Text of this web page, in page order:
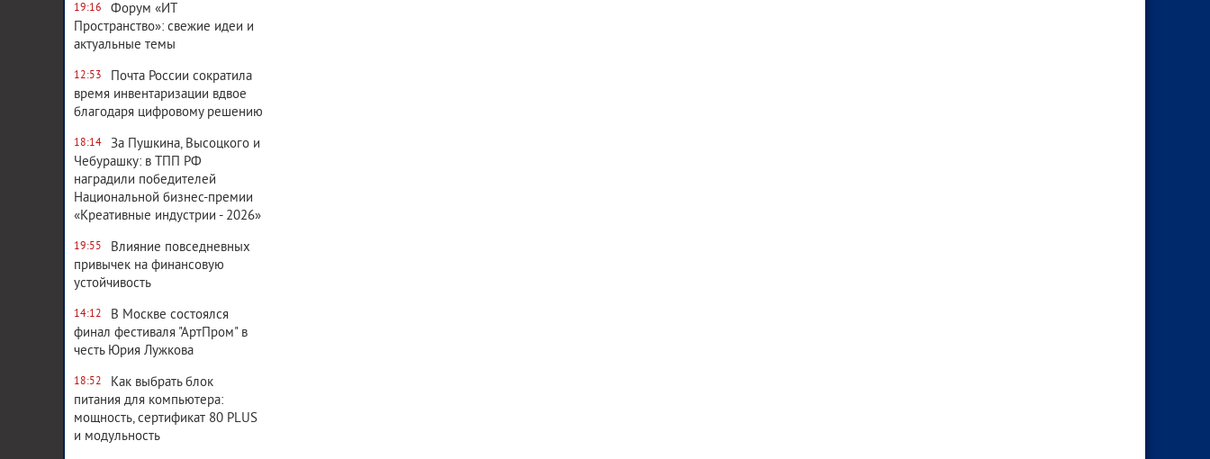
19:16
Форум «ИТ
Пространство»: свежие идеи и
актуальные темы
12:53
Почта России сократила
время инвентаризации вдвое
благодаря цифровому решению
18:14
За Пушкина, Высоцкого и
Чебурашку: в ТПП РФ
наградили победителей
Национальной бизнес-премии
«Креативные индустрии - 2026»
19:55
Влияние повседневных
привычек на финансовую
устойчивость
14:12
В Москве состоялся
финал фестиваля "АртПром" в
честь Юрия Лужкова
18:52
Как выбрать блок
питания для компьютера:
мощность, сертификат 80 PLUS
и модульность